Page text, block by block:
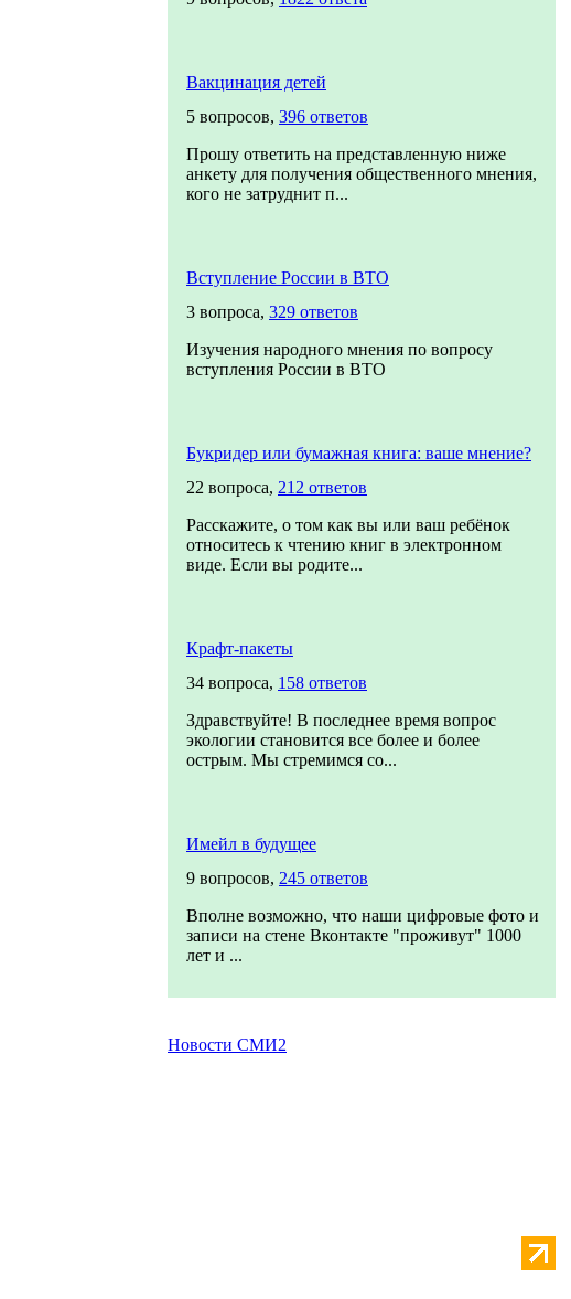
Вакцинация детей
5 вопросов, 396 ответов
Прошу ответить на представленную ниже
анкету для получения общественного мнения,
кого не затруднит п...
Вступление России в ВТО
3 вопроса, 329 ответов
Изучения народного мнения по вопросу
вступления России в ВТО
Букридер или бумажная книга: ваше мнение?
22 вопроса, 212 ответов
Расскажите, о том как вы или ваш ребёнок
относитесь к чтению книг в электронном
виде. Если вы родите...
Крафт-пакеты
34 вопроса, 158 ответов
Здравствуйте! В последнее время вопрос
экологии становится все более и более
острым. Мы стремимся со...
Имейл в будущее
9 вопросов, 245 ответов
Вполне возможно, что наши цифровые фото и
записи на стене Вконтакте "проживут" 1000
лет и ...
Новости СМИ2